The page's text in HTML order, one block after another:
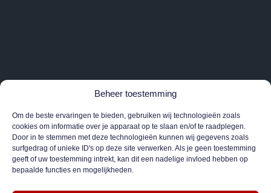
Beheer toestemming
Om de beste ervaringen te bieden, gebruiken wij technologieën zoals
cookies om informatie over je apparaat op te slaan en/of te raadplegen.
Door in te stemmen met deze technologieën kunnen wij gegevens zoals
surfgedrag of unieke ID's op deze site verwerken. Als je geen toestemming
geeft of uw toestemming intrekt, kan dit een nadelige invloed hebben op
bepaalde functies en mogelijkheden.